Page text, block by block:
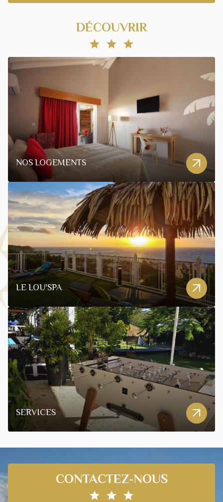
DÉCOUVRIR
NOS LOGEMENTS
LE LOU'SPA
SERVICES
CONTACTEZ-NOUS